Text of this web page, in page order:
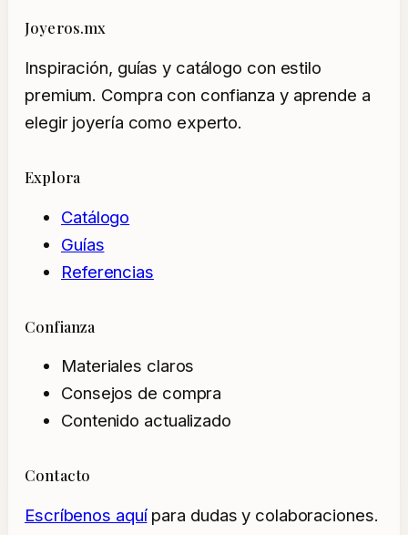
Joyeros.mx
Inspiración, guías y catálogo con estilo
premium. Compra con confianza y aprende a
elegir joyería como experto.
Explora
Catálogo
Guías
Referencias
Confianza
Materiales claros
Consejos de compra
Contenido actualizado
Contacto
Escríbenos aquípara dudas y colaboraciones.